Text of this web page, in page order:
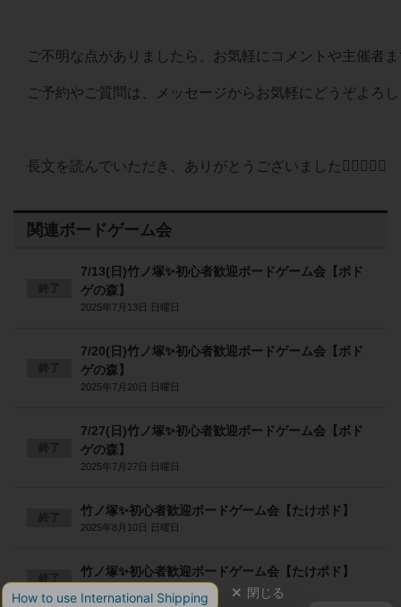
ご不明な点がありましたら、お気軽にコメントや主催者
ご予約やご質問は、メッセージからお気軽にどうぞよろ
長文を読んでいただき、ありがとうございました🙇🏻‍♂️✨✨
関連ボードゲーム会
7/13(日)竹ノ塚✨初心者歓迎ボードゲーム会【ボド
ゲの森】
2025年7月13日 日曜日
7/20(日)竹ノ塚✨初心者歓迎ボードゲーム会【ボド
ゲの森】
2025年7月20日 日曜日
7/27(日)竹ノ塚✨初心者歓迎ボードゲーム会【ボド
ゲの森】
2025年7月27日 日曜日
竹ノ塚✨初心者歓迎ボードゲーム会【たけボド】
2025年8月10日 日曜日
竹ノ塚✨初心者歓迎ボードゲーム会【たけボド】
閉じる